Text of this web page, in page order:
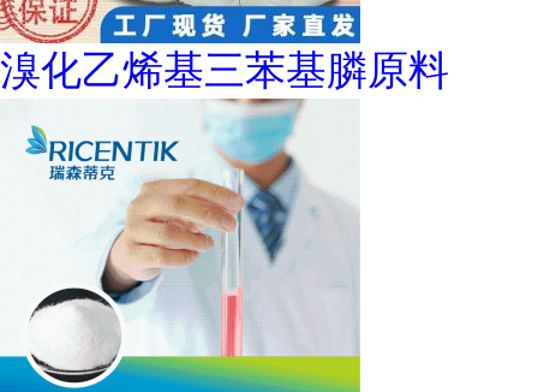
溴化乙烯基三苯基膦原料